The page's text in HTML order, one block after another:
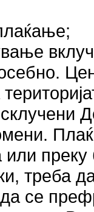
или
треба
се